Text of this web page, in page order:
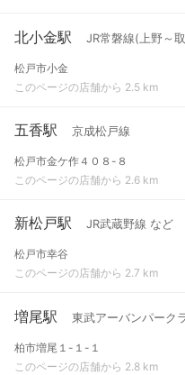
北小金駅 JR常磐線(上野～
松戸市小金
このページの店舗から 2.5 km
五香駅 京成松戸線
松戸市金ケ作４０８-８
このページの店舗から 2.6 km
新松戸駅 JR武蔵野線 など
松戸市幸谷
このページの店舗から 2.7 km
増尾駅 東武アーバンパーク
柏市増尾１-１-１
このページの店舗から 2.8 km